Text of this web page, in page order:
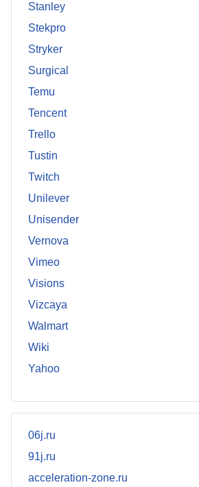
Stanley
Stekpro
Stryker
Surgical
Temu
Tencent
Trello
Tustin
Twitch
Unilever
Unisender
Vernova
Vimeo
Visions
Vizcaya
Walmart
Wiki
Yahoo
06j.ru
91j.ru
acceleration-zone.ru